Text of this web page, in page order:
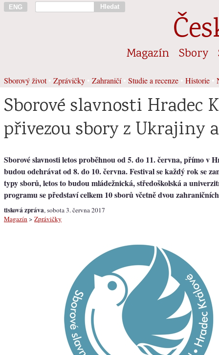
ENG Hledat
Magazín Sbory
Sborový život• Zprávičky Zahraničí• Studie a recenze Historie
Sborové slavnosti Hradec
přivezou sbory z Ukrajiny
Sborové slavnosti letos proběhnou od 5. do 11. června, přímo v
budou odehrávat od 8. do 10. června. Festival se každý rok se
typy sborů, letos to budou mládežnická, středoškolská a
programu se představí celkem 10 sborů včetně dvou
tisková zpráva, sobota 3. června 2017
Magazín > Zprávičky